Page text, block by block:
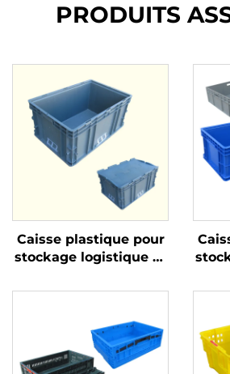
PRODUITS
Caisse plastique pour
stockage logistique et